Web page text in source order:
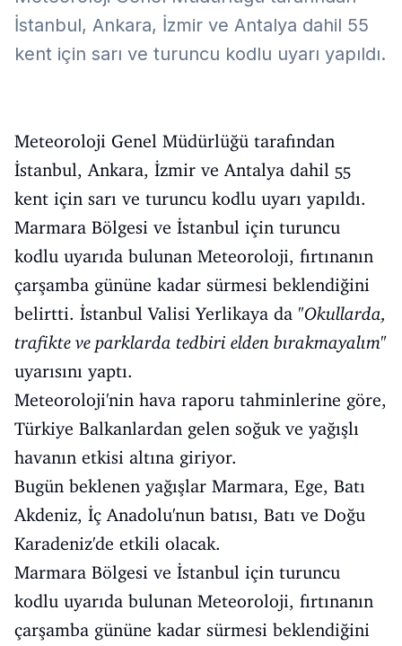
İstanbul, Ankara, İzmir ve Antalya dahil 55
kent için sarı ve turuncu kodlu uyarı yapıldı.
Meteoroloji Genel Müdürlüğü tarafından
İstanbul, Ankara, İzmir ve Antalya dahil 55
kent için sarı ve turuncu kodlu uyarı yapıldı.
Marmara Bölgesi ve İstanbul için turuncu
kodlu uyarıda bulunan Meteoroloji, fırtınanın
çarşamba gününe kadar sürmesi beklendiğini
belirtti. İstanbul Valisi Yerlikaya da "Okullarda,
trafikte ve parklarda tedbiri elden bırakmayalım"
uyarısını yaptı.
Meteoroloji'nin hava raporu tahminlerine göre,
Türkiye Balkanlardan gelen soğuk ve yağışlı
havanın etkisi altına giriyor.
Bugün beklenen yağışlar Marmara, Ege, Batı
Akdeniz, İç Anadolu'nun batısı, Batı ve Doğu
Karadeniz'de etkili olacak.
Marmara Bölgesi ve İstanbul için turuncu
kodlu uyarıda bulunan Meteoroloji, fırtınanın
çarşamba gününe kadar sürmesi beklendiğini